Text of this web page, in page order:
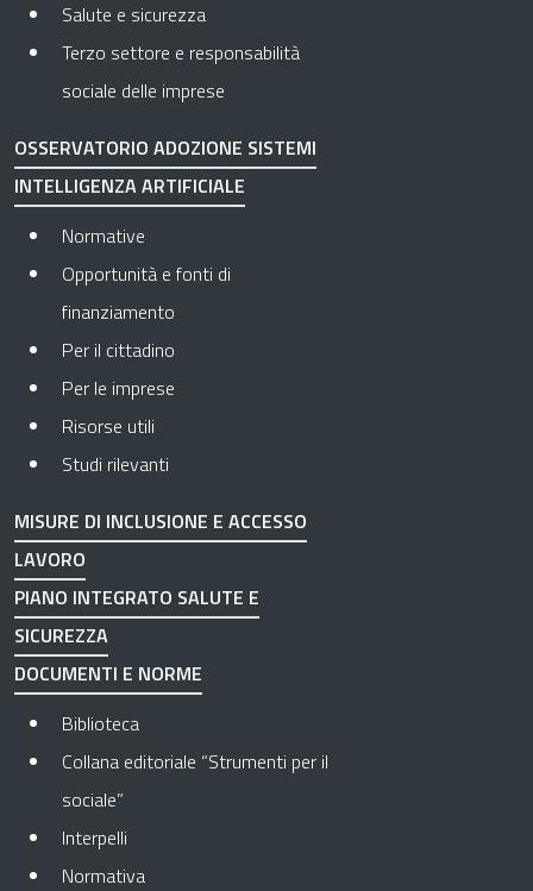
Salute e sicurezza
Terzo settore e responsabilità
sociale delle imprese
OSSERVATORIO ADOZIONE SISTEMI
INTELLIGENZA ARTIFICIALE
Normative
Opportunità e fonti di
finanziamento
Per il cittadino
Per le imprese
Risorse utili
Studi rilevanti
MISURE DI INCLUSIONE E ACCESSO
LAVORO
PIANO INTEGRATO SALUTE E
SICUREZZA
DOCUMENTI E NORME
Biblioteca
Collana editoriale “Strumenti per il
sociale”
Interpelli
Normativa